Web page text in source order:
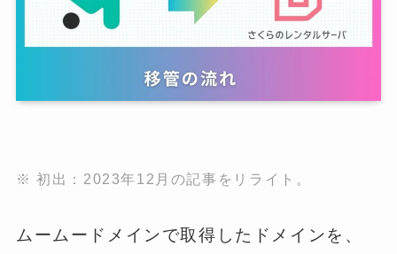
※ 初出：2023年12月の記事をリライト。
ムームードメインで取得したドメインを、